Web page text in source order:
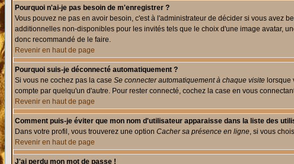
Pourquoi n'ai-je pas besoin de m'enregistrer ?
Vous pouvez ne pas en avoir besoin, c'est à l'administrateur de décider si vous avez
additionnelles non-disponibles pour les invités tels que le choix d'une image avatar,
donc recommandé de le faire.
Revenir en haut de page
Pourquoi suis-je déconnecté automatiquement ?
Si vous ne cochez pas la case Se connecter automatiquement à chaque visite lorsque
compte par quelqu'un d'autre. Pour rester connecté, cochez la case en vous
Revenir en haut de page
Comment puis-je éviter que mon nom d'utilisateur apparaisse dans la liste des
Dans votre profil, vous trouverez une option Cacher sa présence en ligne, si vous
Revenir en haut de page
J'ai perdu mon mot de passe !